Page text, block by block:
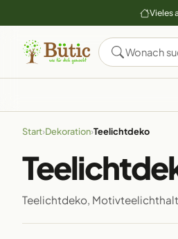
Vieles
Start›Dekoration›Teelichtdeko
Teelichtdeko,